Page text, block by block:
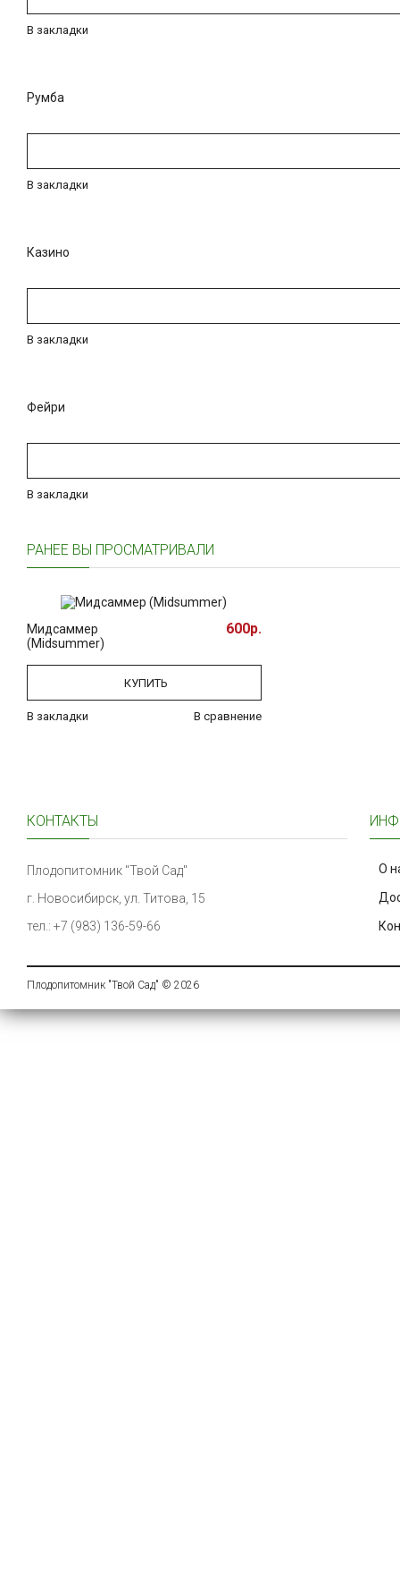
В закладки
Румба
В закладки
Казино
В закладки
Фейри
В закладки
РАНЕЕ ВЫ ПРОСМАТРИВАЛИ
Мидсаммер
(Midsummer)
600р.
КУПИТЬ
В закладки В сравнение
КОНТАКТЫ
Плодопитомник "Твой Сад"
г. Новосибирск, ул. Титова, 15
тел.: +7 (983) 136-59-66
О
Плодопитомник "Твой Сад" © 2026